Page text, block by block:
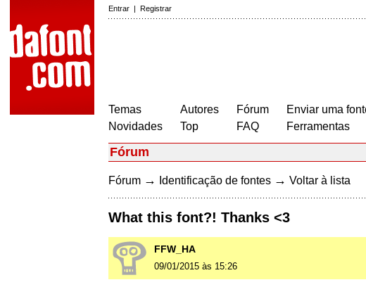
Entrar | Registrar
Temas
Novidades
Autores
Top
Fórum
FAQ
Enviar uma
Ferramentas
Fórum
Fórum → Identificação de fontes → Voltar à lista
What this font?! Thanks <3
FFW_HA
09/01/2015 às 15:26